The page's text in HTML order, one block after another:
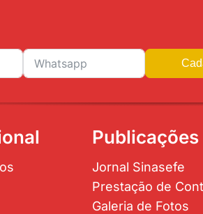
Publicações
Jornal Sinasefe
Prestação de
Galeria de Fotos